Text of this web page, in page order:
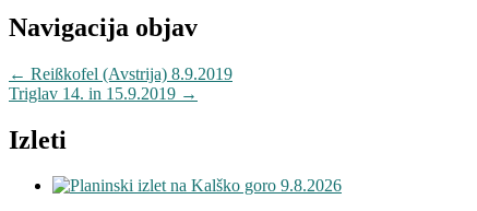
Navigacija objav
← Reißkofel (Avstrija) 8.9.2019
Triglav 14. in 15.9.2019 →
Izleti